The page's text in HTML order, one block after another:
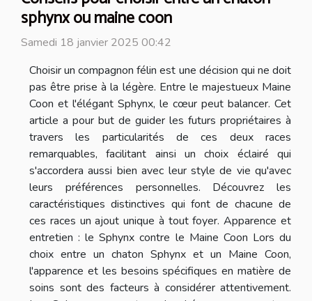
sphynx ou maine coon
Samedi 18 janvier 2025 00:42
Choisir un compagnon félin est une décision qui ne doit
pas être prise à la légère. Entre le majestueux Maine
Coon et l'élégant Sphynx, le cœur peut balancer. Cet
article a pour but de guider les futurs propriétaires à
travers les particularités de ces deux races
remarquables, facilitant ainsi un choix éclairé qui
s'accordera aussi bien avec leur style de vie qu'avec
leurs préférences personnelles. Découvrez les
caractéristiques distinctives qui font de chacune de
ces races un ajout unique à tout foyer. Apparence et
entretien : le Sphynx contre le Maine Coon Lors du
choix entre un chaton Sphynx et un Maine Coon,
l'apparence et les besoins spécifiques en matière de
soins sont des facteurs à considérer attentivement.